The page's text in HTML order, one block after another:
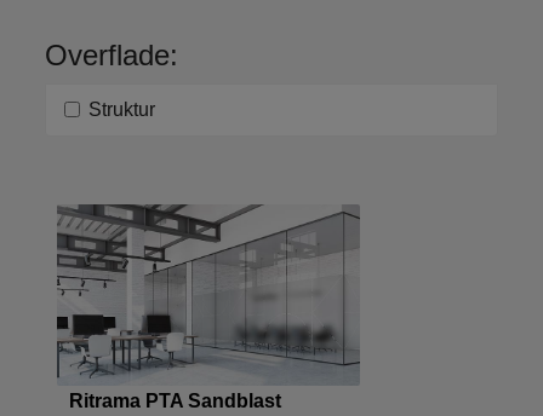
Overflade:
Struktur
Ritrama PTA Sandblast